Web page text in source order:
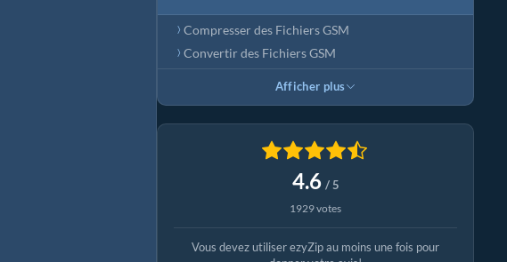
Compresser des Fichiers GSM
Convertir des Fichiers GSM
Afficher plus
4.6 / 5
1929 votes
Vous devez utiliser ezyZip au moins une fois pour